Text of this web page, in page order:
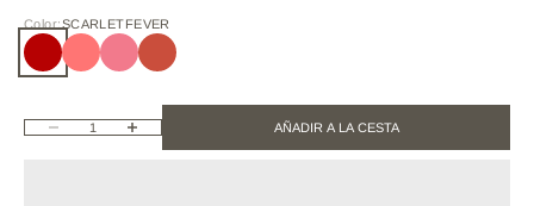
Color:SCARLETFEVER
SCARLETFEVER
PINKCHAISUGARPLUMCHERRYPIE
Reducir cantidadAumentar cantidad AÑADIR A LA CESTA